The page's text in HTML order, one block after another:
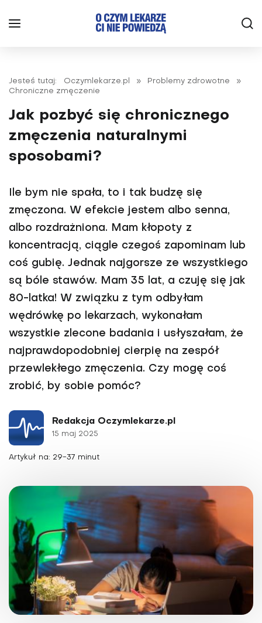
Jesteś tutaj: Oczymlekarze.pl » Problemy zdrowotne
»
Chroniczne zmęczenie
Jak pozbyć się chronicznego
zmęczenia naturalnymi
sposobami?
Ile bym nie spała, to i tak budzę się
zmęczona. W efekcie jestem albo senna,
albo rozdrażniona. Mam kłopo­ty z
koncentracją, ciągle czegoś zapominam lub
coś gubię. Jednak najgorsze ze wszystkiego
są bóle sta­wów. Mam 35 lat, a czuję się jak
80-latka! W związku z tym odbyłam
wędrówkę po lekarzach, wykonałam
wszystkie zlecone badania i usłyszałam, że
najprawdo­podobniej cierpię na zespół
przewlekłego zmęczenia. Czy mogę coś
zrobić, by sobie pomóc?
Redakcja Oczymlekarze.pl
15 maj 2025
Artykuł na: 29-37 minut